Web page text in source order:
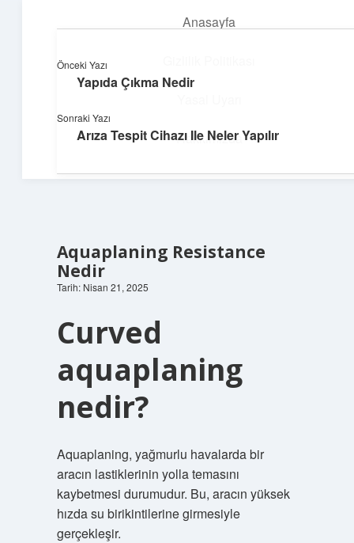
Anasayfa
Hakkımızda
Neşeli Bilgi Durağı
Hızlı hikayelerle gününü şenlendir!
Aquaplaning Resistance
Nedir
Tarih: Nisan 21, 2025
Curved
aquaplaning
nedir?
Aquaplaning, yağmurlu havalarda bir
aracın lastiklerinin yolla temasını
kaybetmesi durumudur. Bu, aracın yüksek
hızda su birikintilerine girmesiyle
gerçekleşir.
Önceki Yazı
Yapıda Çıkma Nedir
Sonraki Yazı
Arıza Tespit Cihazı Ile Neler Yapılır